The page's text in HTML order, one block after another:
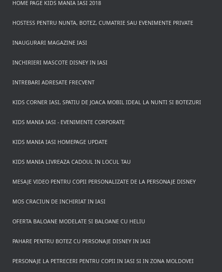
HOME PAGE KIDS MANIA IASI 2018
HOSTESS PENTRU NUNTA, BOTEZ, CUMATRIE SAU EVENIMENTE PRIVATE
INAUGURARI MAGAZINE IASI
INCHIRIERI MASCOTE DISNEY IN IASI
INTREBARI ADRESATE FRECVENT
KIDS CORNER IASI, SPATIU DE JOACA MOBIL IDEAL LA NUNTI SI BOTEZURI
KIDS MANIA IASI - EVENIMENTE CORPORATE
KIDS MANIA IASI HOMEPAGE UPDATE
KIDS MANIA LIVREAZA CADOUL IN LOCUL TAU
MESAJE VIDEO PENTRU COPII PERSONALIZATE DE LA PERSONAJE DISNEY
MOS CRACIUN DE INCHIRIAT IN IASI
OFERTA BALOANE MODELATE SI BALOANE CU HELIU
PAHARE PENTRU BOTEZ CU PERSONAJE DISNEY IN IASI
PERSONAJE LA PETRECERI PENTRU COPII IN IASI SI IN ZONA MOLDOVEI